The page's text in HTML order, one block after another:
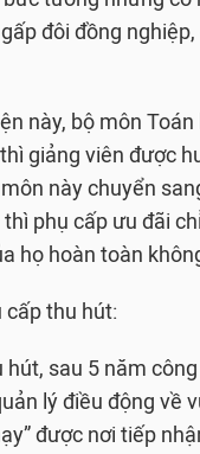
đôi đồng
này, bộ môn
giảng viên được
này chuyển
phụ cấp ưu đãi
họ hoàn toàn
cấp thu hút:
hút, sau 5 năm
lý điều động về
được nơi tiếp